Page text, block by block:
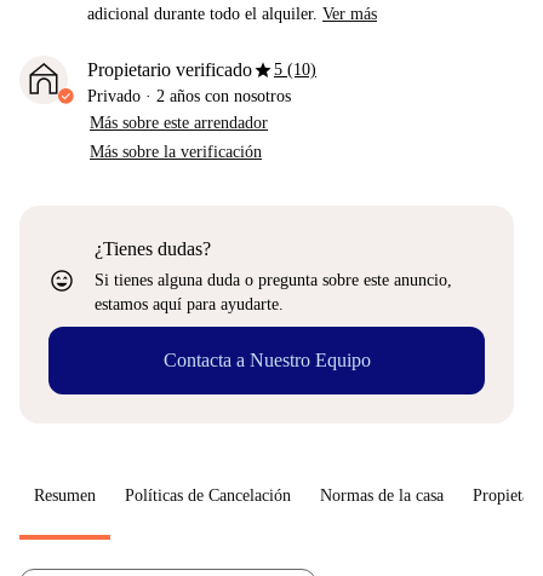
adicional durante todo el alquiler. Ver más
Propietario verificadostar5 (10)
Privado · 2 años con nosotros
Más sobre este arrendador
Más sobre la verificación
sentiment_very_satisfied
¿Tienes dudas?
Si tienes alguna duda o pregunta sobre este anuncio,
estamos aquí para ayudarte.
Contacta a Nuestro Equipo
Resumen Políticas de Cancelación Normas de la casa